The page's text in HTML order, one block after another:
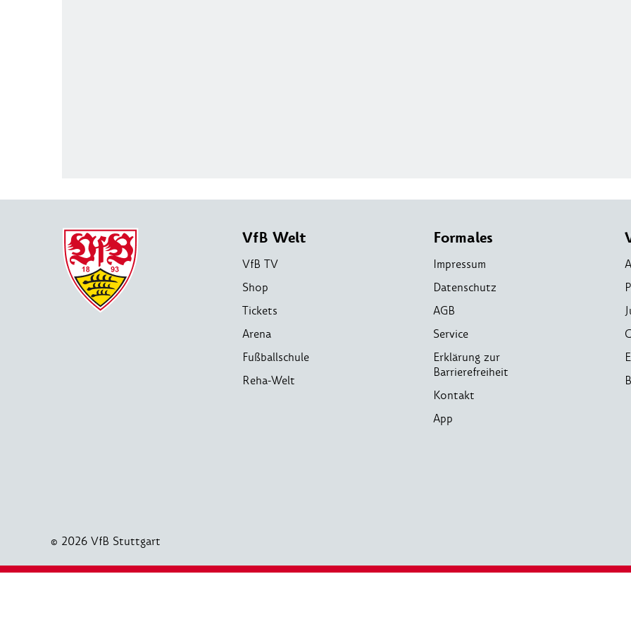
VfB Welt
VfB TV
Shop
Tickets
Arena
Fußballschule
Reha-Welt
Formales
Impressum
Datenschutz
AGB
Service
Erklärung zur
Barrierefreiheit
Kontakt
App
© 2026 VfB Stuttgart